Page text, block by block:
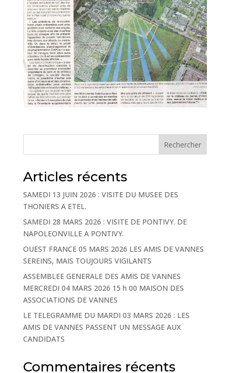
Rechercher
Articles récents
SAMEDI 13 JUIN 2026 : VISITE DU MUSEE DES
THONIERS A ETEL.
SAMEDI 28 MARS 2026 : VISITE DE PONTIVY. DE
NAPOLEONVILLE A PONTIVY.
OUEST FRANCE 05 MARS 2026 LES AMIS DE VANNES
SEREINS, MAIS TOUJOURS VIGILANTS
ASSEMBLEE GENERALE DES AMIS DE VANNES
MERCREDI 04 MARS 2026 15 h 00 MAISON DES
ASSOCIATIONS DE VANNES
LE TELEGRAMME DU MARDI 03 MARS 2026 : LES
AMIS DE VANNES PASSENT UN MESSAGE AUX
CANDIDATS
Commentaires récents